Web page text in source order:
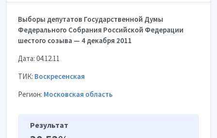
Выборы депутатов Государственной Думы
Федерального Собрания Российской Федерации
шестого созыва — 4 декабря 2011
Дата: 04.12.11
ТИК: Воскресенская
Регион: Московская область
Результат